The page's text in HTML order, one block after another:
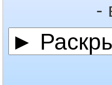
-